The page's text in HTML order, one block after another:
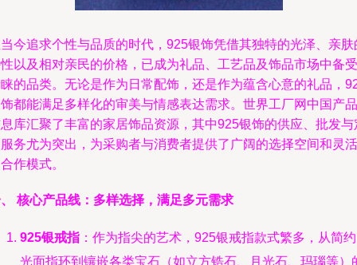
今追求个性与品质的时代，925银饰凭借其独特的光泽、亲肤
以及相对亲民的价格，已成为礼品、工艺品及饰品市场中备受
的品类。无论是作为日常配饰，还是作为蕴含心意的礼品，
都能满足多样化的审美与情感表达需求。世界工厂网中国产品
库汇聚了丰富的家居饰品资源，其中925银饰的供应、批发与
务尤为突出，为采购者与消费者提供了广阔的选择空间和灵活
作模式。
核心产品线：多样选择，满足多元需求
925银戒指 ：作为指尖的艺术，925银戒指款式繁多，从简
光面指环到镶嵌各类宝石（如立方锆石、月光石、玛瑙等）